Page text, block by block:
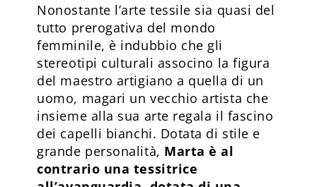
Nonostante l’arte tessile sia quasi del
tutto prerogativa del mondo
femminile, è indubbio che gli
stereotipi culturali associno la figura
del maestro artigiano a quella di un
uomo, magari un vecchio artista che
insieme alla sua arte regala il fascino
dei capelli bianchi. Dotata di stile e
grande personalità, Marta è al
contrario una tessitrice